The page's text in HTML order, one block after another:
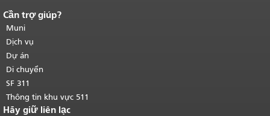
Kết thúc nội dung trang.
của trang này được lặp lại trên mọi
trang.Quay lại đầu trang nội dung
chính.
Cần trợ giúp?
Muni
Dịch vụ
Dự án
Di chuyển
SF 311
Thông tin khu vực 511
Hãy giữ liên lạc